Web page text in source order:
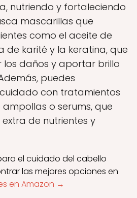
nutriendo y fortaleciendo
mascarillas que
como el aceite de
de karité y la keratina, que
daños y aportar brillo
puedes
con tratamientos
o serums, que
de nutrientes y
el cuidado del cabello
las mejores opciones en
en Amazon →